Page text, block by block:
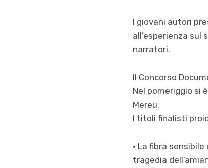
I giovani autori
all’esperienza
narratori.
Il Concorso
Nel pomeriggio si
Mereu.
I titoli finalisti
• La fibra
tragedia